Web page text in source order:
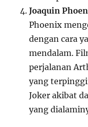
Joaquin
Phoenix
dengan cara
mendalam.
perjalanan
yang
Joker akibat
yang